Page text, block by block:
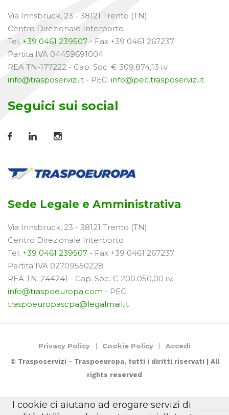
Via Innsbruck, 23 - 38121 Trento (TN)
Centro Direzionale Interporto
Tel. +39 0461 239507 - Fax +39 0461 267237
Partita IVA 04459691004
REA TN-177222 - Cap. Soc. € 309.874,13 i.v.
info@trasposervizi.it - PEC: info@pec.trasposervizi.it
Seguici sui social
Sede Legale e Amministrativa
Via Innsbruck, 23 - 38121 Trento (TN)
Centro Direzionale Interporto
Tel. +39 0461 239507 - Fax +39 0461 267237
Partita IVA 02709550228
REA TN-244241 - Cap. Soc. € 200.050,00 i.v.
info@traspoeuropa.com - PEC:
traspoeuropascpa@legalmail.it
Privacy Policy Cookie Policy Accedi
© Trasposervizi - Traspoeuropa, tutti i diritti riservati | All
rights reserved
I cookie ci aiutano ad erogare servizi di